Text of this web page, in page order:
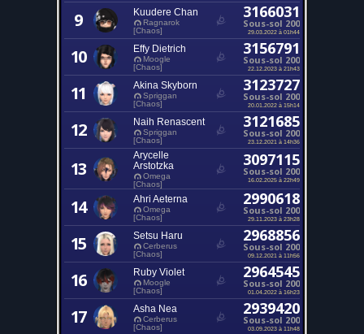
9 Kuudere Chan
Ragnarok
[Chaos]
3166031
Sous-sol 200
29.03.2022 à 01h44
10 Effy Dietrich
Moogle
[Chaos]
3156791
Sous-sol 200
22.12.2023 à 21h43
11 Akina Skyborn
Spriggan
[Chaos]
3123727
Sous-sol 200
20.01.2022 à 15h14
12 Naih Renascent
Spriggan
[Chaos]
3121685
Sous-sol 200
23.12.2021 à 14h36
13
Arycelle
Arstotzka
Omega
[Chaos]
3097115
Sous-sol 200
16.02.2025 à 22h49
14 Ahri Aeterna
Omega
[Chaos]
2990618
Sous-sol 200
29.11.2023 à 23h28
15 Setsu Haru
Cerberus
[Chaos]
2968856
Sous-sol 200
09.12.2021 à 11h56
16 Ruby Violet
Moogle
[Chaos]
2964545
Sous-sol 200
01.04.2022 à 16h23
17 Asha Nea
Cerberus
[Chaos]
2939420
Sous-sol 200
03.09.2023 à 11h48